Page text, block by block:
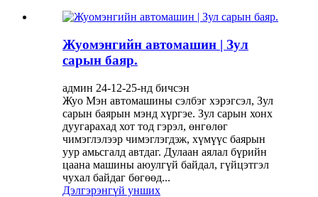
Жуомэнгийн автомашин | Зул
сарын баяр.
админ 24-12-25-нд бичсэн
Жуо Мэн автомашины сэлбэг хэрэгсэл, Зул
сарын баярын мэнд хүргэе. Зул сарын хонх
дуугарахад хот тод гэрэл, өнгөлөг
чимэглэлээр чимэглэгдэж, хүмүүс баярын
уур амьсгалд автдаг. Дулаан аялал бүрийн
цаана машины аюулгүй байдал, гүйцэтгэл
чухал байдаг бөгөөд...
Дэлгэрэнгүй унших